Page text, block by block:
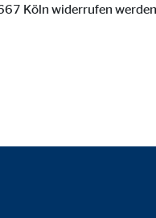
Köln widerrufen werden.